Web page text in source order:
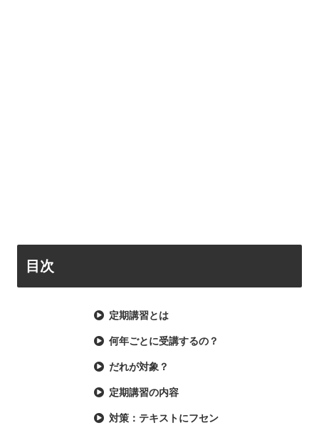
目次
定期講習とは
何年ごとに受講するの？
だれが対象？
定期講習の内容
対策：テキストにフセン